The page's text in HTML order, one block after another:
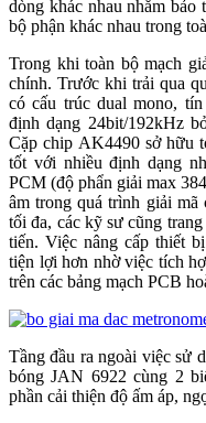
dòng khác nhau nhằm bảo
bộ phận khác nhau trong
Trong khi toàn bộ mạch
chính. Trước khi trải qua
có cấu trúc dual mono,
định dạng 24bit/192kHz
Cặp chip AK4490 sở hữu
tốt với nhiều định dạng
PCM (độ phẩn giải max
âm trong quá trình giải
tối đa, các kỹ sư cũng
tiến. Việc nâng cấp thiết
tiện lợi hơn nhờ việc tích
trên các bảng mạch PCB
Tầng đầu ra ngoài việc sử
bóng JAN 6922 cùng 2
phần cải thiện độ ấm áp,